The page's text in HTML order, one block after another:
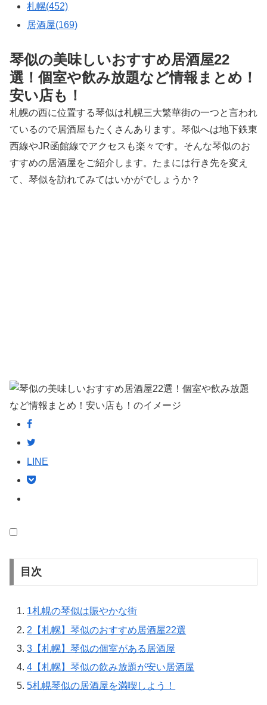
札幌(452)
居酒屋(169)
琴似の美味しいおすすめ居酒屋22
選！個室や飲み放題など情報まとめ！
安い店も！
札幌の西に位置する琴似は札幌三大繁華街の一つと言われ
ているので居酒屋もたくさんあります。琴似へは地下鉄東
西線やJR函館線でアクセスも楽々です。そんな琴似のお
すすめの居酒屋をご紹介します。たまには行き先を変え
て、琴似を訪れてみてはいかがでしょうか？
LINE
目次
1札幌の琴似は賑やかな街
2 【札幌】琴似のおすすめ居酒屋22選
3 【札幌】琴似の個室がある居酒屋
4 【札幌】琴似の飲み放題が安い居酒屋
5札幌琴似の居酒屋を満喫しよう！